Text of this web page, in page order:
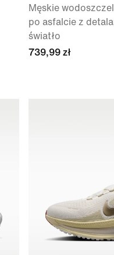
Męskie
po asfalcie z
światło
739,99 zł